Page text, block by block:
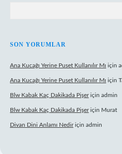
SON YORUMLAR
Ana Kucağı Yerine Puset Kullanılır Mı için
Ana Kucağı Yerine Puset Kullanılır Mı için
Blw Kabak Kaç Dakikada Pişeriçin admin
Blw Kabak Kaç Dakikada Pişeriçin Murat
Divan Dini Anlamı Nediriçin admin